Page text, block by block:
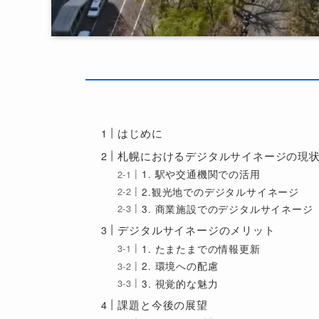
はじめに
札幌におけるデジタルサイネージの現
1. 駅や交通機関での活用
2.観光地でのデジタルサイネージ
3. 商業施設でのデジタルサイネージ
デジタルサイネージのメリット
1. たまたまでの情報更新
2. 環境への配慮
3. 視覚的な魅力
課題と今後の展望